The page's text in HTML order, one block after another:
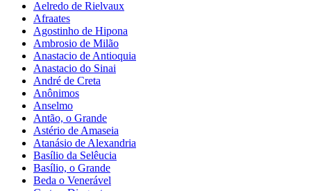
Aelredo de Rielvaux
Afraates
Agostinho de Hipona
Ambrosio de Milão
Anastacio de Antioquia
Anastacio do Sinai
André de Creta
Anônimos
Anselmo
Antão, o Grande
Astério de Amaseia
Atanásio de Alexandria
Basílio da Selêucia
Basílio, o Grande
Beda o Venerável